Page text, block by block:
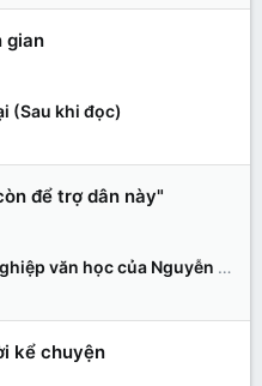
gian
(Sau khi đọc)
để trợ dân này"
văn học của Nguyễn Du
kể chuyện